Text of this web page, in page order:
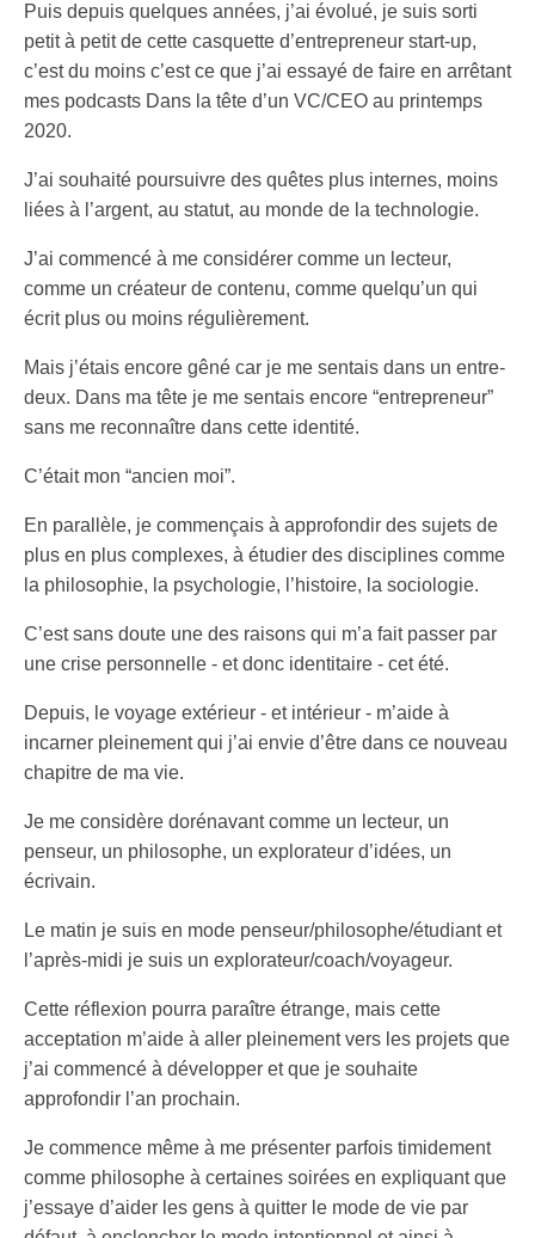
Puis depuis quelques années, j’ai évolué, je suis sorti
petit à petit de cette casquette d’entrepreneur start-up,
c’est du moins c’est ce que j’ai essayé de faire en arrêtant
mes podcasts Dans la tête d’un VC/CEO au printemps
2020.
J’ai souhaité poursuivre des quêtes plus internes, moins
liées à l’argent, au statut, au monde de la technologie.
J’ai commencé à me considérer comme un lecteur,
comme un créateur de contenu, comme quelqu’un qui
écrit plus ou moins régulièrement.
Mais j’étais encore gêné car je me sentais dans un entre-
deux. Dans ma tête je me sentais encore “entrepreneur”
sans me reconnaître dans cette identité.
C’était mon “ancien moi”.
En parallèle, je commençais à approfondir des sujets de
plus en plus complexes, à étudier des disciplines comme
la philosophie, la psychologie, l’histoire, la sociologie.
C’est sans doute une des raisons qui m’a fait passer par
une crise personnelle - et donc identitaire - cet été.
Depuis, le voyage extérieur - et intérieur - m’aide à
incarner pleinement qui j’ai envie d’être dans ce nouveau
chapitre de ma vie.
Je me considère dorénavant comme un lecteur, un
penseur, un philosophe, un explorateur d’idées, un
écrivain.
Le matin je suis en mode penseur/philosophe/étudiant et
l’après-midi je suis un explorateur/coach/voyageur.
Cette réflexion pourra paraître étrange, mais cette
acceptation m’aide à aller pleinement vers les projets que
j’ai commencé à développer et que je souhaite
approfondir l’an prochain.
Je commence même à me présenter parfois timidement
comme philosophe à certaines soirées en expliquant que
j’essaye d’aider les gens à quitter le mode de vie par